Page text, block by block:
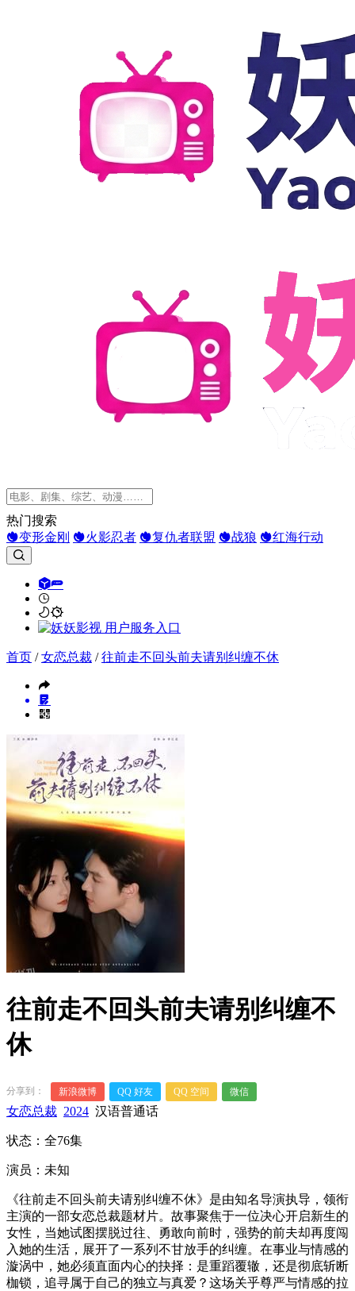
热门搜索
变形金刚
火影忍者 复仇者联盟 战狼 红海行动
首页 /女恋总裁 /往前走不回头前夫请别纠缠不休
往前走不回头前夫请别纠缠不
休
分享到： 新浪微博 QQ 好友 QQ 空间 微信
女恋总裁 2024 汉语普通话
状态：全76集
演员：未知
《往前走不回头前夫请别纠缠不休》是由知名导演执导，领衔
主演的一部女恋总裁题材片。故事聚焦于一位决心开启新生的
女性，当她试图摆脱过往、勇敢向前时，强势的前夫却再度闯
入她的生活，展开了一系列不甘放手的纠缠。在事业与情感的
漩涡中，她必须直面内心的抉择：是重蹈覆辙，还是彻底斩断
枷锁，追寻属于自己的独立与真爱？这场关乎尊严与情感的拉